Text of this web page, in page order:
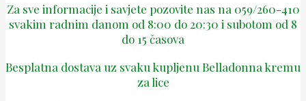
Za sve informacije i savjete pozovite nas na 059/260-410
svakim radnim danom od 8:00 do 20:30 i subotom od 8
do 15 časova
Besplatna dostava uz svaku kupljenu Belladonna kremu
za lice